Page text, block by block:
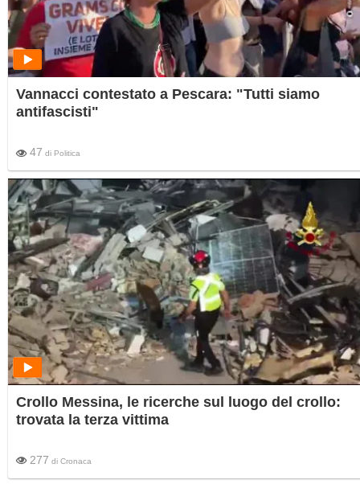
Vannacci contestato a Pescara: "Tutti siamo
antifascisti"
47 di Politica
Crollo Messina, le ricerche sul luogo del crollo:
trovata la terza vittima
277 di Cronaca